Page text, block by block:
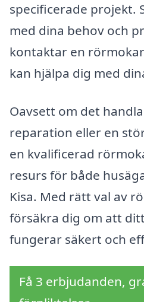
specificerade projekt.
med dina behov och
kontaktar en
kan hjälpa dig med
Oavsett om det
reparation eller en
en kvalificerad
resurs för både
Kisa. Med rätt val av
försäkra dig om att ditt
fungerar säkert och
Få 3 erbjudanden,